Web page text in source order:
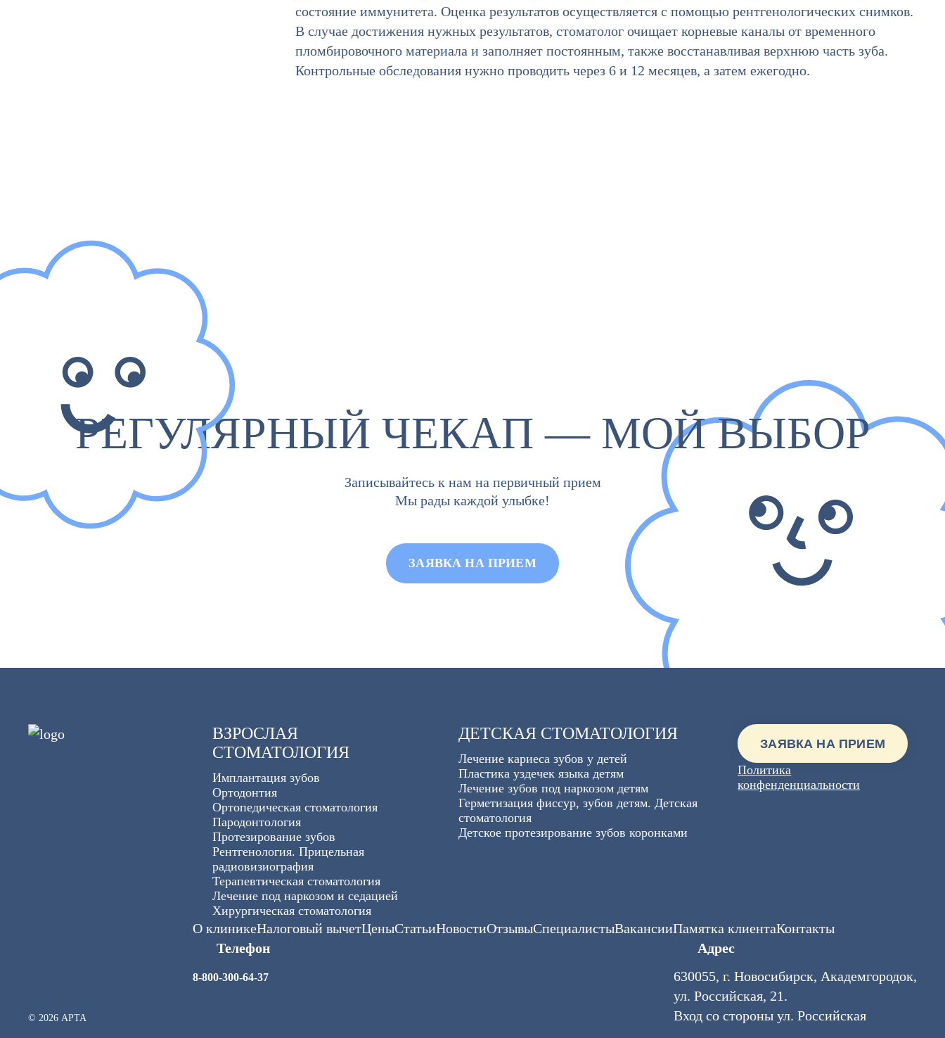
состояние иммунитета. Оценка результатов осуществляется с помощью рентгенологических снимков.
В случае достижения нужных результатов, стоматолог очищает корневые каналы от временного
пломбировочного материала и заполняет постоянным, также восстанавливая верхнюю часть зуба.
Контрольные обследования нужно проводить через 6 и 12 месяцев, а затем ежегодно.
РЕГУЛЯРНЫЙ ЧЕКАП — МОЙ ВЫБОР
Записывайтесь к нам на первичный прием
Мы рады каждой улыбке!
ЗАЯВКА НА ПРИЕМ
© 2026 АРТА
ВЗРОСЛАЯ
СТОМАТОЛОГИЯ
Имплантация зубов
Ортодонтия
Ортопедическая стоматология
Пародонтология
Протезирование зубов
Рентгенология. Прицельная
радиовизиография
Терапевтическая стоматология
Лечение под наркозом и седацией
Хирургическая стоматология
ДЕТСКАЯ СТОМАТОЛОГИЯ
Лечение кариеса зубов у детей
Пластика уздечек языка детям
Лечение зубов под наркозом детям
Герметизация фиссур, зубов детям. Детская
стоматология
Детское протезирование зубов коронками
ЗАЯВКА НА ПРИЕМ
Политика
конфенденциальности
О клиникеНалоговый вычетЦеныСтатьиНовостиОтзывыСпециалистыВакансииПамятка клиентаКонтакты
Телефон
8-800-300-64-37
Адрес
630055, г. Новосибирск, Академгородок,
ул. Российская, 21.
Вход со стороны ул. Российская